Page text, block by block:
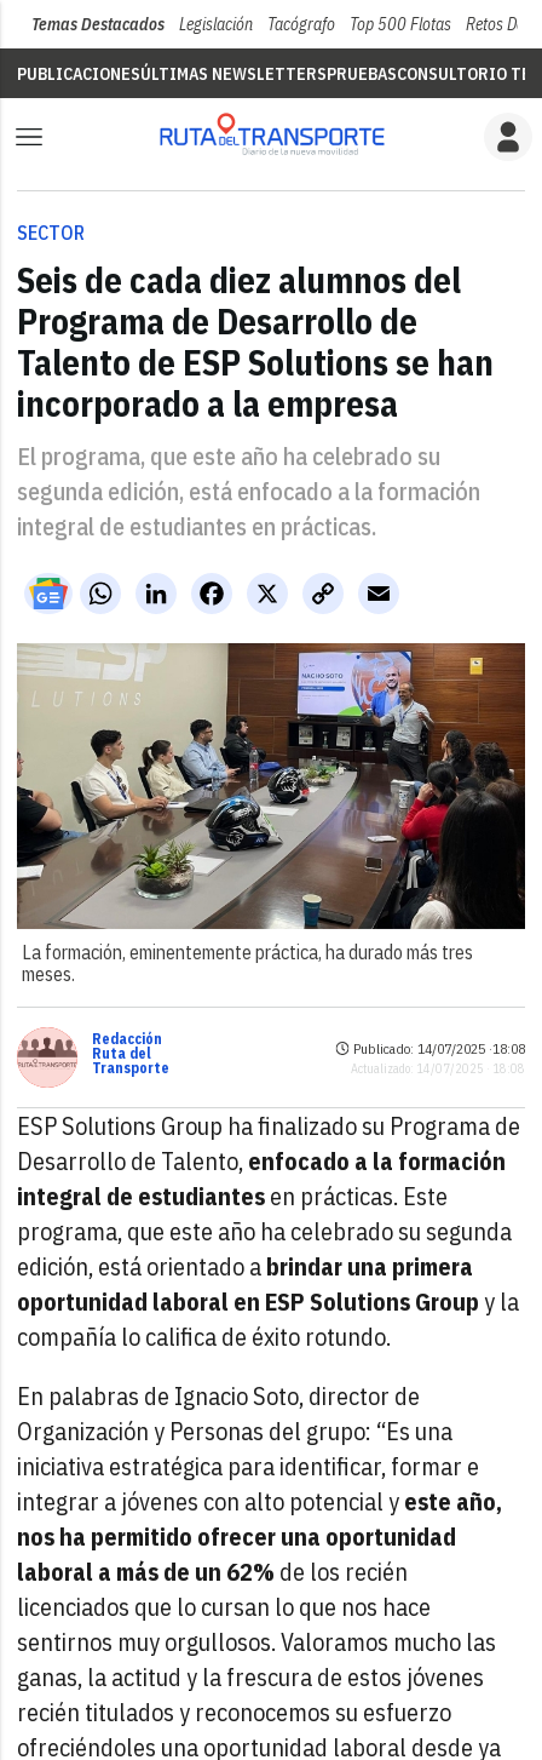
Temas Destacados Legislación Tacógrafo Top 500 Flotas Retos Del
PUBLICACIONESÚLTIMAS NEWSLETTERSPRUEBASCONSULTORIO
SECTOR
Seis de cada diez alumnos del
Programa de Desarrollo de
Talento de ESP Solutions se han
incorporado a la empresa
El programa, que este año ha celebrado su
segunda edición, está enfocado a la formación
integral de estudiantes en prácticas.
WhatsAppLinkedIn X
Facebook
Copy
Link
Email
La formación, eminentemente práctica, ha durado más tres
meses.
Redacción
Ruta del
Transporte
Publicado: 14/07/2025 ·18:08
Actualizado: 14/07/2025 · 18:08
ESP Solutions Group ha finalizado su Programa de
Desarrollo de Talento,enfocado a la formación
integral de estudiantesen prácticas. Este
programa, que este año ha celebrado su segunda
edición, está orientado abrindar una primera
oportunidad laboral en ESP Solutions Groupy la
compañía lo califica de éxito rotundo.
En palabras de Ignacio Soto, director de
Organización y Personas del grupo: “Es una
iniciativa estratégica para identificar, formar e
integrar a jóvenes con alto potencial yeste año,
nos ha permitido ofrecer una oportunidad
laboral a más de un 62% de los recién
licenciados que lo cursan lo que nos hace
sentirnos muy orgullosos. Valoramos mucho las
ganas, la actitud y la frescura de estos jóvenes
recién titulados y reconocemos su esfuerzo
ofreciéndoles una oportunidad laboral desde ya